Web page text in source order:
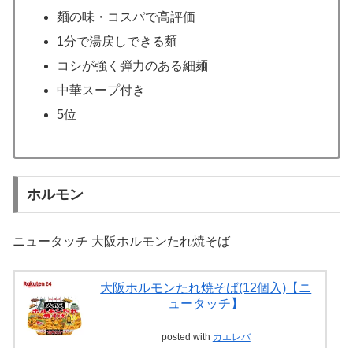
麺の味・コスパで高評価
1分で湯戻しできる麺
コシが強く弾力のある細麺
中華スープ付き
5位
ホルモン
ニュータッチ 大阪ホルモンたれ焼そば
大阪ホルモンたれ焼そば(12個入)【ニ
ュータッチ】
posted with カエレバ